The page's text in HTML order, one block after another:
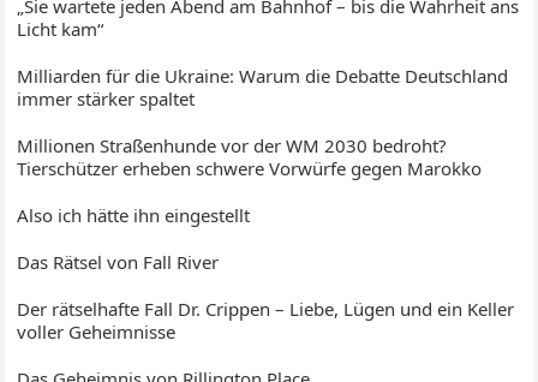
„Sie wartete jeden Abend am Bahnhof – bis die Wahrheit ans
Licht kam“
Milliarden für die Ukraine: Warum die Debatte Deutschland
immer stärker spaltet
Millionen Straßenhunde vor der WM 2030 bedroht?
Tierschützer erheben schwere Vorwürfe gegen Marokko
Also ich hätte ihn eingestellt
Das Rätsel von Fall River
Der rätselhafte Fall Dr. Crippen – Liebe, Lügen und ein Keller
voller Geheimnisse